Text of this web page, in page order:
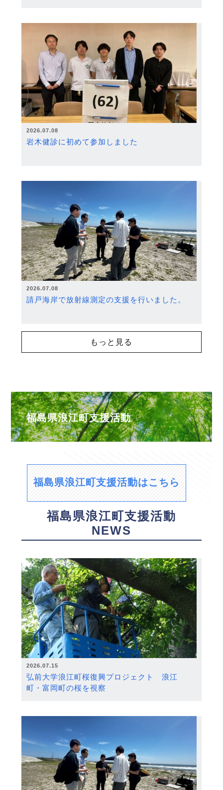
2026.07.08
岩木健診に初めて参加しました
2026.07.08
請戸海岸で放射線測定の支援を行いました。
もっと見る
福島県浪江町支援活動
福島県浪江町支援活動はこちら
福島県浪江町支援活動
NEWS
2026.07.15
弘前大学浪江町桜復興プロジェクト 浪江
町・富岡町の桜を視察